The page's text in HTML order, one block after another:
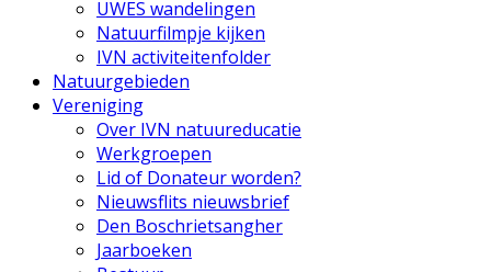
UWES wandelingen
Natuurfilmpje kijken
IVN activiteitenfolder
Natuurgebieden
Vereniging
Over IVN natuureducatie
Werkgroepen
Lid of Donateur worden?
Nieuwsflits nieuwsbrief
Den Boschrietsangher
Jaarboeken